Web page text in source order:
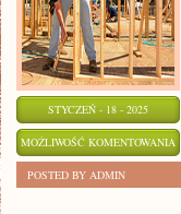
STYCZEŃ - 18 - 2025
MOŻLIWOŚĆ KOMENTOWANIA
ZOSTAŁA WYŁĄCZONA
POSTED BY ADMIN